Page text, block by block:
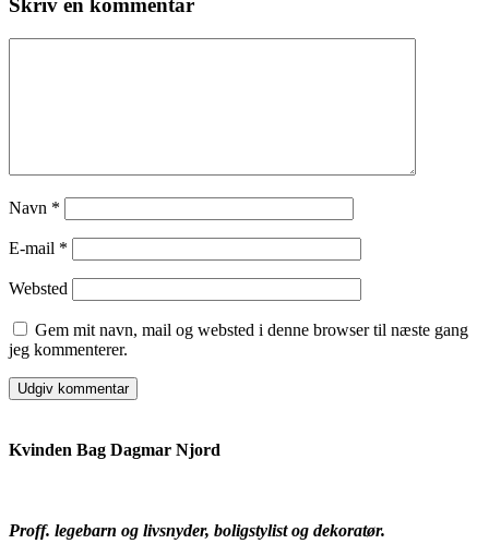
Skriv en kommentar
Navn *
E-mail *
Websted
Gem mit navn, mail og websted i denne browser til næste gang
jeg kommenterer.
Kvinden Bag Dagmar Njord
Proff. legebarn og livsnyder, boligstylist og dekoratør.